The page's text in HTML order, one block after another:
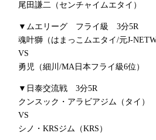
尾田謙二（センチャイムエタイ）
▼ムエリーグ フライ級 3分5R
魂叶獅（はまっこムエタイ/元J-
VS
勇児（細川/MA日本フライ級6位）
▼日泰交流戦 3分5R
クンスック・アラビアジム（タイ）
VS
シノ・KRSジム（KRS）